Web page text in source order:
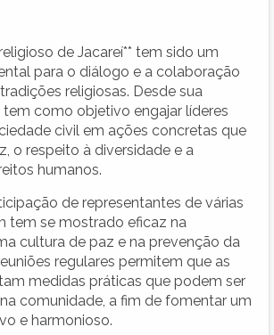
de Jacareí** tem sido um
para o diálogo e a colaboração
religiosas. Desde sua
como objetivo engajar líderes
civil em ações concretas que
o respeito à diversidade e a
humanos.
de representantes de várias
tem se mostrado eficaz na
cultura de paz e na prevenção da
regulares permitem que as
medidas práticas que podem ser
comunidade, a fim de fomentar um
e harmonioso.